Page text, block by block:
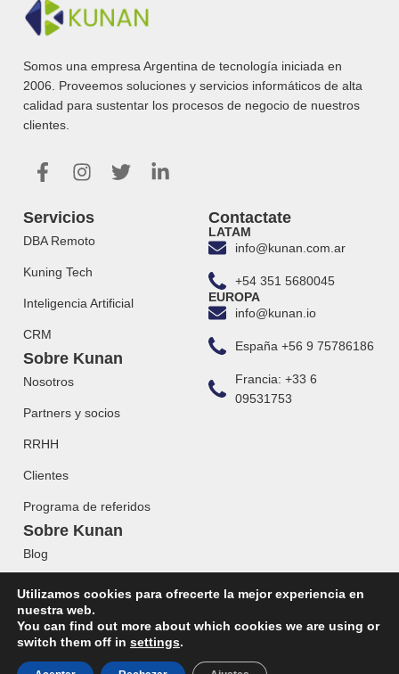
Somos una empresa Argentina de tecnología iniciada en
2006. Proveemos soluciones y servicios informáticos de alta
calidad para sustentar los procesos de negocio de nuestros
clientes.
Servicios
DBA Remoto
Kuning Tech
Inteligencia Artificial
CRM
Sobre Kunan
Nosotros
Partners y socios
RRHH
Clientes
Programa de referidos
Sobre Kunan
Blog
Contactate
LATAM
info@kunan.com.ar
+54 351 5680045
EUROPA
info@kunan.io
España +56 9 75786186
Francia: +33 6
09531753
© 2023 KUNAN. Todos los derechos reservados.
Utilizamos cookies para ofrecerte la mejor experiencia en
nuestra web.
You can find out more about which cookies we are using or
switch them off in settings.